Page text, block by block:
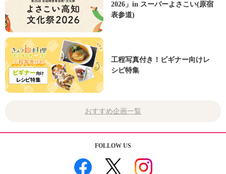
2026」in スーパーよさこい(原宿
表参道)
工程写真付き！ビギナー向けレ
シピ特集
おすすめ企画一覧
FOLLOW US